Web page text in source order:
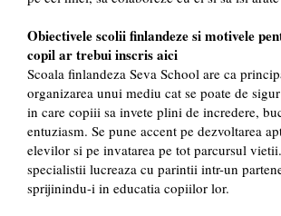
Obiectivele scolii finlandeze si motivele
copil ar trebui inscris aici
Scoala finlandeza Seva School are ca
organizarea unui mediu cat se poate de
in care copiii sa invete plini de incredere,
entuziasm. Se pune accent pe dezvoltarea
elevilor si pe invatarea pe tot parcursul
specialistii lucreaza cu parintii intr-un
sprijinindu-i in educatia copiilor lor.